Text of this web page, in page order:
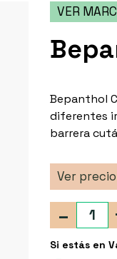
VER
Bepanthol
diferentes
barrera
Ver precio
-
Si estás en